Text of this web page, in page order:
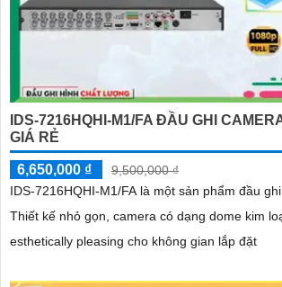
IDS-7216HQHI-M1/FA ĐẦU GHI
GIÁ RẺ
6,650,000 ₫
9,500,000 ₫
IDS-7216HQHI-M1/FA là một sản phẩm đầu
Thiết kế nhỏ gọn, camera có dạng dome kim
esthetically pleasing cho không gian lắp đặt